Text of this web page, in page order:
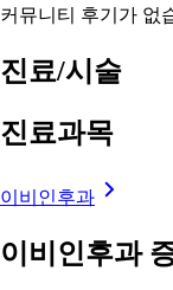
커뮤니티 후기가 없
진료/시술
진료과목
이비인후과
이비인후과